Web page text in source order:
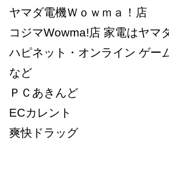
ヤマダ電機Ｗｏｗｍａ！店
コジマWowma!店 家電はヤマ
ハピネット・オンライン ゲー
など
ＰＣあきんど
ECカレント
爽快ドラッグ